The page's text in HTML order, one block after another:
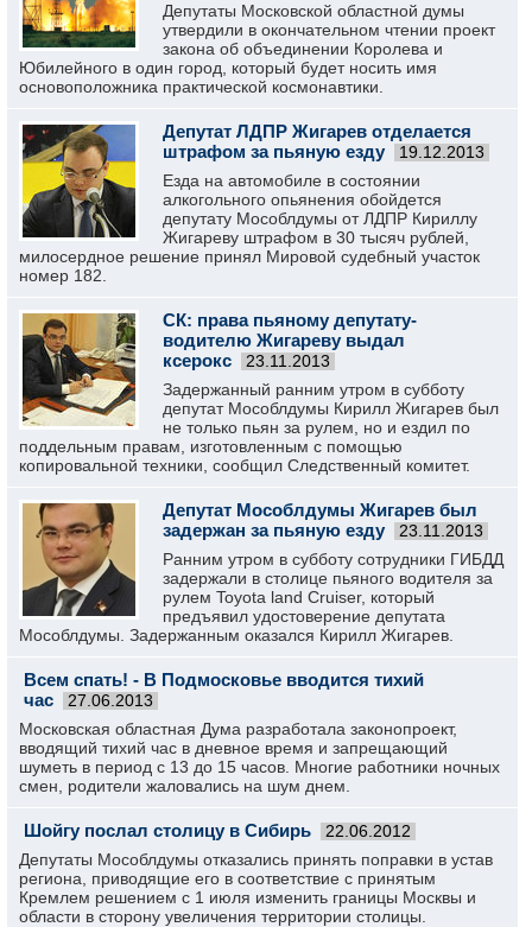
Депутаты Московской областной думы
утвердили в окончательном чтении проект
закона об объединении Королева и
Юбилейного в один город, который будет носить имя
основоположника практической космонавтики.
Депутат ЛДПР Жигарев отделается
штрафом за пьяную езду
19.12.2013
Езда на автомобиле в состоянии
алкогольного опьянения обойдется
депутату Мособлдумы от ЛДПР Кириллу
Жигареву штрафом в 30 тысяч рублей,
милосердное решение принял Мировой судебный участок
номер 182.
СК: права пьяному депутату-
водителю Жигареву выдал
ксерокс
23.11.2013
Задержанный ранним утром в субботу
депутат Мособлдумы Кирилл Жигарев был
не только пьян за рулем, но и ездил по
поддельным правам, изготовленным с помощью
копировальной техники, сообщил Следственный комитет.
Депутат Мособлдумы Жигарев был
задержан за пьяную езду
23.11.2013
Ранним утром в субботу сотрудники ГИБДД
задержали в столице пьяного водителя за
рулем Toyota land Cruiser, который
предъявил удостоверение депутата
Мособлдумы. Задержанным оказался Кирилл Жигарев.
Всем спать! - В Подмосковье вводится тихий
час
27.06.2013
Московская областная Дума разработала законопроект,
вводящий тихий час в дневное время и запрещающий
шуметь в период с 13 до 15 часов. Многие работники ночных
смен, родители жаловались на шум днем.
Шойгу послал столицу в Сибирь 22.06.2012
Депутаты Мособлдумы отказались принять поправки в устав
региона, приводящие его в соответствие с принятым
Кремлем решением с 1 июля изменить границы Москвы и
области в сторону увеличения территории столицы.